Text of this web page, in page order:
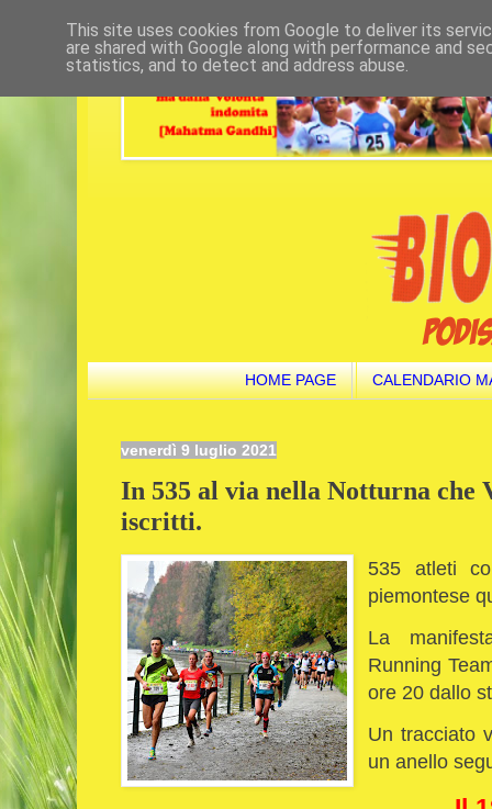
HOME PAGE CALENDARIO
venerdì 9 luglio 2021
In 535 al via nella Notturna che
iscritti.
535 atleti
piemontese
La
Running
ore 20 dallo
Un tracciato
un anello
This site uses cookies from Google to deliver its
are shared with Google along with performance and
statistics, and to detect and address abuse.